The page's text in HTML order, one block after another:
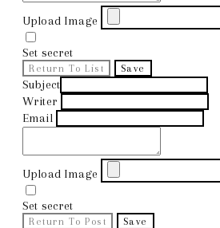
Upload Image
Set secret
Return To List Save
Subject
Writer
Email
Upload Image
Set secret
Return To Post Save